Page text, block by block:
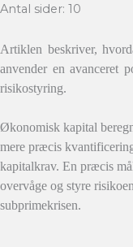
Antal sider: 10
Artiklen beskriver,
anvender en avanceret
risikostyring.
Økonomisk kapital
mere præcis
kapitalkrav. En præcis
overvåge og styre
subprimekrisen.